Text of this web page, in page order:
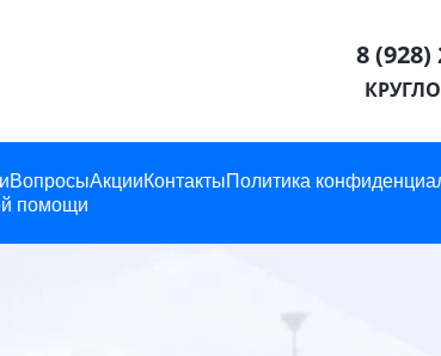
8 (928)
ВопросыАкцииКонтактыПолитика
помощи